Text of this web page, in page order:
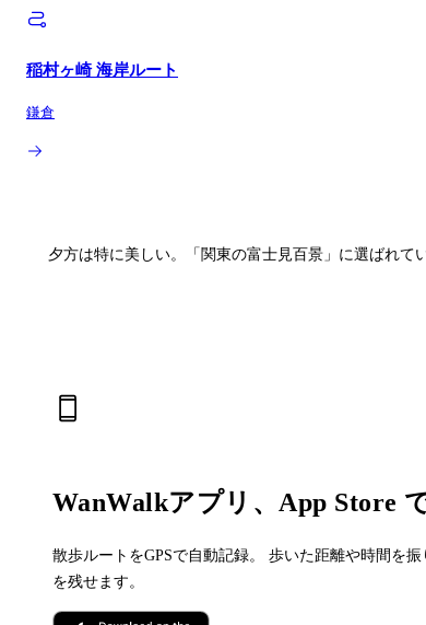
稲村ヶ崎 海岸ルート
鎌倉
夕方は特に美しい。「関東の富士見百景」に選ばれて
WanWalkアプリ、App Store
散歩ルートをGPSで自動記録。 歩いた距離や時間を
を残せます。